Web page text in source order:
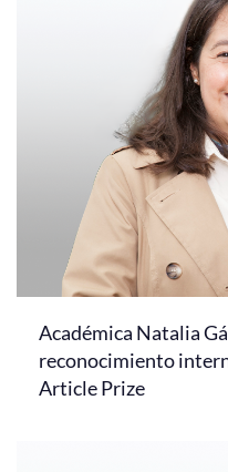
Académica Natalia
reconocimiento
Article Prize